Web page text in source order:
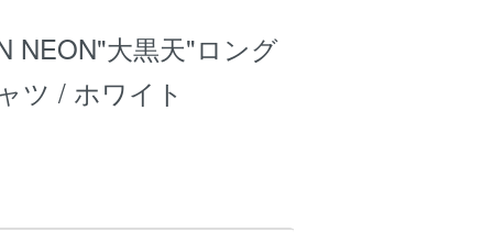
NEON"大黒天"ロング
ツ / ホワイト